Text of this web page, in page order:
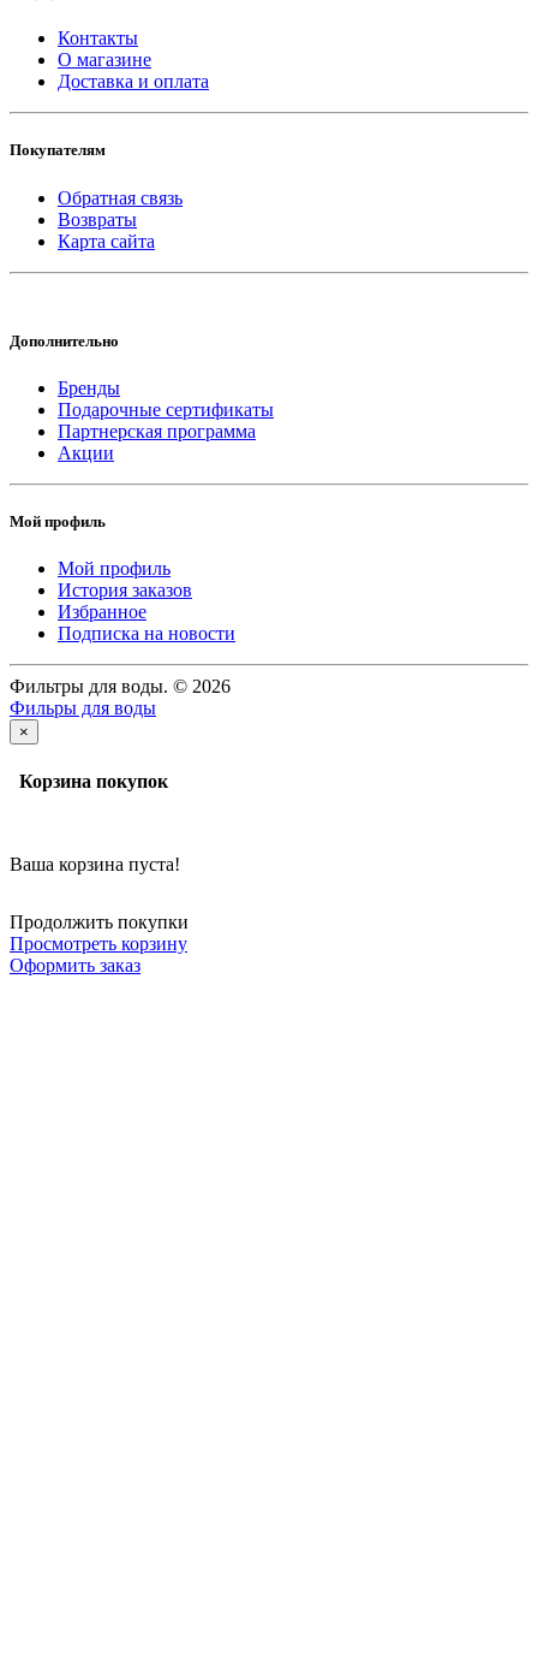
Контакты
О магазине
Доставка и оплата
Покупателям
Обратная связь
Возвраты
Карта сайта
Дополнительно
Бренды
Подарочные сертификаты
Партнерская программа
Акции
Мой профиль
Мой профиль
История заказов
Избранное
Подписка на новости
Фильтры для воды. © 2026
Фильры для воды
×
Корзина покупок
Ваша корзина пуста!
Продолжить покупки
Просмотреть корзину
Оформить заказ